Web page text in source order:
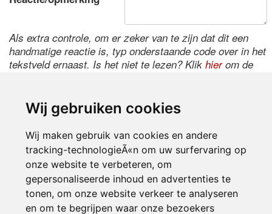
Wij gebruiken cookies
Wij maken gebruik van cookies en andere
tracking-technologieÃ«n om uw surfervaring op
onze website te verbeteren, om
gepersonaliseerde inhoud en advertenties te
tonen, om onze website verkeer te analyseren
en om te begrijpen waar onze bezoekers
Als extra controle, om er zeker van te zijn dat dit een
handmatige reactie is, typ onderstaande code over in het
tekstveld ernaast. Is het niet te lezen? Klik hierom de
Inloggen